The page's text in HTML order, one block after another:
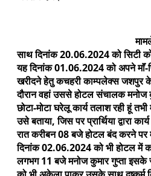
मामले का
साथ दिनांक 20.06.2024 को सिटी
यह दिनांक 01.06.2024 को अपने
खरीदने हेतु कचहरी काम्पलेक्स जशपुर के
दौरान वहां उससे होटल संचालक मनोज
छोटा-मोटा घरेलू कार्य तलाश रही हूं
उसे बताया, जिस पर प्रार्थिया
रात करीबन 08 बजे होटल बंद करने पर
दिनांक 02.06.2024 को भी होटल में
लगभग 11 बजे मनोज कुमार गुप्ता